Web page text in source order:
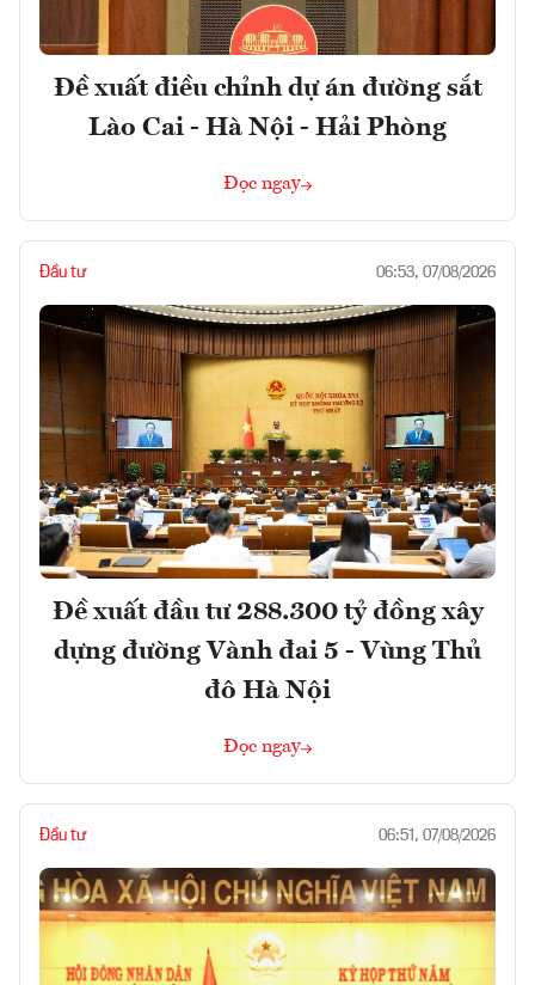
Đề xuất điều chỉnh dự án đường sắt
Lào Cai - Hà Nội - Hải Phòng
Đọc ngay
Đầu tư 06:53, 07/08/2026
Đề xuất đầu tư 288.300 tỷ đồng xây
dựng đường Vành đai 5 - Vùng Thủ
đô Hà Nội
Đọc ngay
Đầu tư 06:51, 07/08/2026